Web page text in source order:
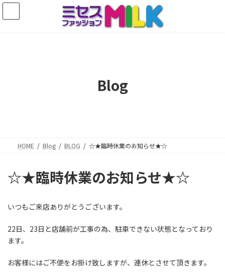
コ
ナ
Blog
HOME Blog BLOG ☆★臨時休業のお知らせ★☆
☆★臨時休業のお知らせ★☆
いつもご来店ありがとうございます。
22日、23日と店舗前が工事の為、駐車できない状態となっており
ます。
お客様にはご不便をお掛け致しますが、連休とさせて頂きます。